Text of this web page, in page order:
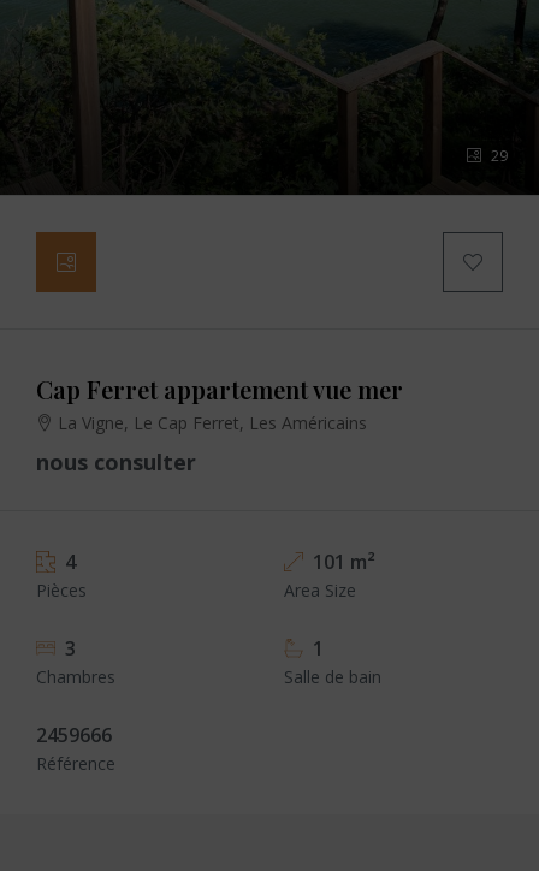
29
Cap Ferret appartement vue mer
La Vigne, Le Cap Ferret, Les Américains
nous consulter
4
Pièces
101 m²
Area Size
3
Chambres
1
Salle de bain
2459666
Référence